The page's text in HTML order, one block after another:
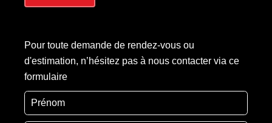
Pour toute demande de rendez-vous ou
d'estimation, n’hésitez pas à nous contacter via ce
formulaire